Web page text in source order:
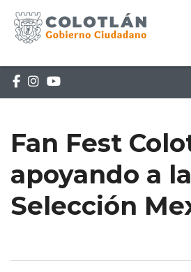
Fan Fest
apoyando a la
Selección